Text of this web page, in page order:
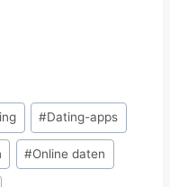
#Dating-apps
#Online daten